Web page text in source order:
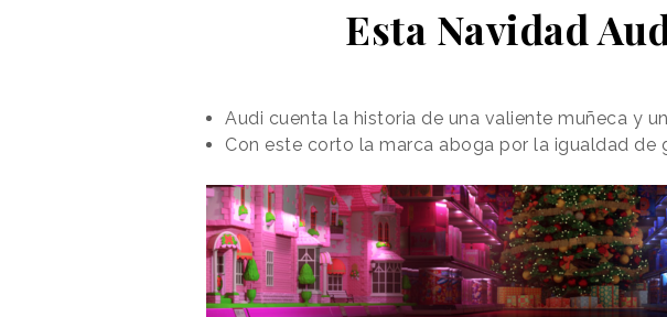
Esta Navidad
Audi cuenta la historia de una valiente muñeca y
Con este corto la marca aboga por la igualdad de